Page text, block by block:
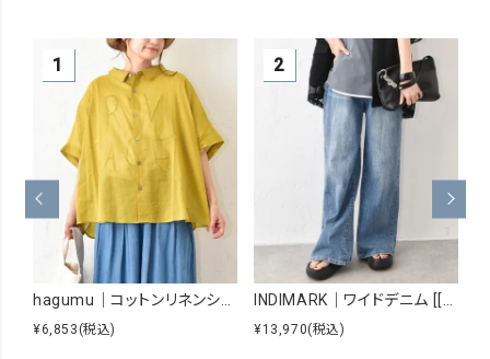
hagumu｜コットンリネンシアーシャツ [[hag-229]][C]
¥6,853 (税込)
INDIMARK｜ワイドデニム [[WJ167]][C]
¥13,970(税込)